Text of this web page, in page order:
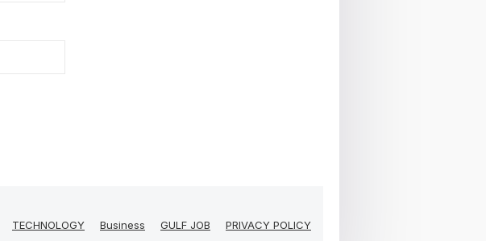
TECHNOLOGY Business GULF JOB PRIVACY POLICY